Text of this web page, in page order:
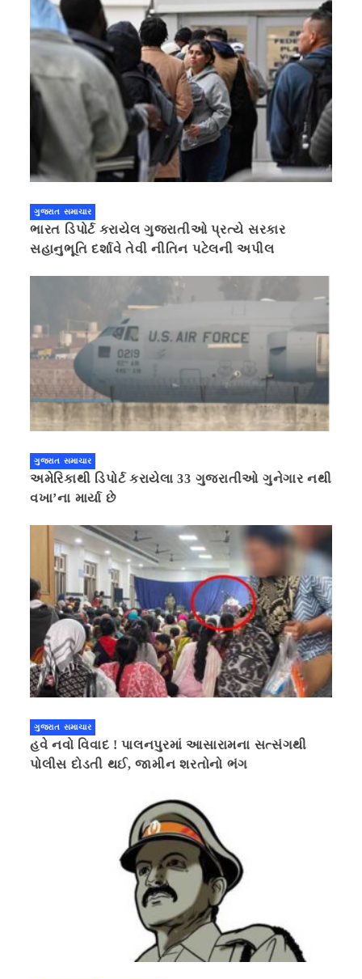
ગુજરાત સમાચાર
ભારત ડિપોર્ટ કરાયેલ ગુજરાતીઓ પ્રત્યે સરકાર
સહાનુભૂતિ દર્શાવે તેવી નીતિન પટેલની અપીલ
ગુજરાત સમાચાર
અમેરિકાથી ડિપોર્ટ કરાયેલા 33 ગુજરાતીઓ ગુનેગાર નથી
વખા’ના માર્યા છે
ગુજરાત સમાચાર
હવે નવો વિવાદ ! પાલનપુરમાં આસારામના સત્સંગથી
પોલીસ દોડતી થઈ, જામીન શરતોનો ભંગ